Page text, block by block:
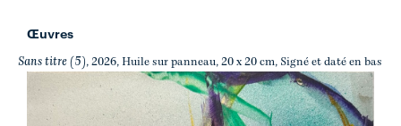
Œuvres
Sans titre (5), 2026, Huile sur panneau, 20 x 20 cm, Signé et daté en bas